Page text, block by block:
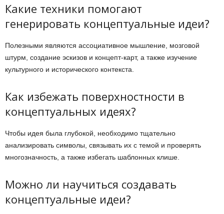
Какие техники помогают
генерировать концептуальные идеи?
Полезными являются ассоциативное мышление, мозговой
штурм, создание эскизов и концепт-карт, а также изучение
культурного и исторического контекста.
Как избежать поверхностности в
концептуальных идеях?
Чтобы идея была глубокой, необходимо тщательно
анализировать символы, связывать их с темой и проверять
многозначность, а также избегать шаблонных клише.
Можно ли научиться создавать
концептуальные идеи?